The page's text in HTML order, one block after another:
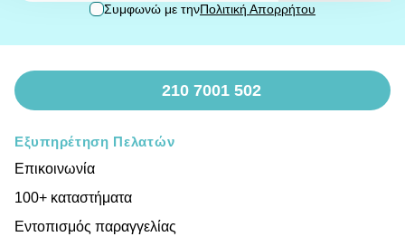
Συμφωνώ με τηνΠολιτική Απορρήτου
210 7001 502
Εξυπηρέτηση Πελατών
Επικοινωνία
100+ καταστήματα
Εντοπισμός παραγγελίας